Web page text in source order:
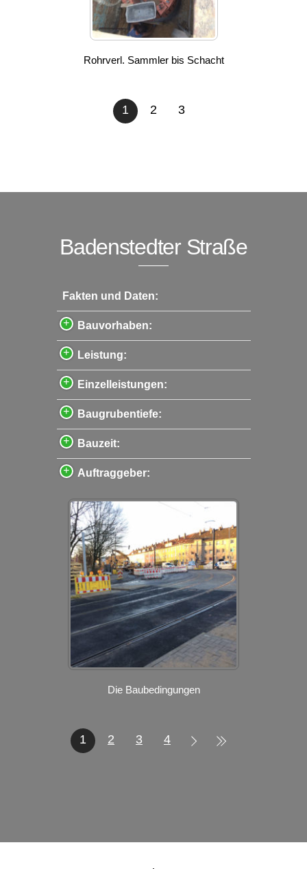
Rohrverl. Sammler bis Schacht
1 2 3
Badenstedter Straße
Fakten und Daten:
Bauvorhaben:
Leistung:
Einzelleistungen:
Baugrubentiefe:
Bauzeit:
Auftraggeber:
Die Baubedingungen
1 2 3 4